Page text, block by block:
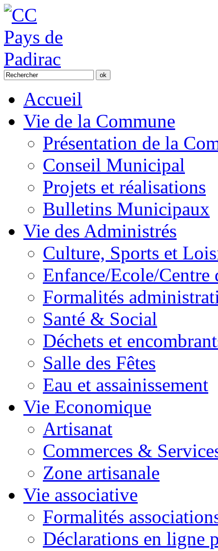
Accueil
Vie de la Commune
Présentation de la
Conseil Municipal
Projets et réalisations
Bulletins Municipaux
Vie des Administrés
Culture, Sports et
Enfance/Ecole/Centre
Formalités
Santé & Social
Déchets et
Salle des Fêtes
Eau et assainissement
Vie Economique
Artisanat
Commerces &
Zone artisanale
Vie associative
Formalités
Déclarations en ligne